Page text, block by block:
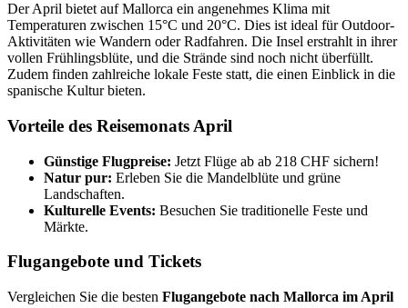
Der April bietet auf Mallorca ein angenehmes Klima mit
Temperaturen zwischen 15°C und 20°C. Dies ist ideal für Outdoor-
Aktivitäten wie Wandern oder Radfahren. Die Insel erstrahlt in ihrer
vollen Frühlingsblüte, und die Strände sind noch nicht überfüllt.
Zudem finden zahlreiche lokale Feste statt, die einen Einblick in die
spanische Kultur bieten.
Vorteile des Reisemonats April
Günstige Flugpreise: Jetzt Flüge ab ab 218 CHF sichern!
Natur pur: Erleben Sie die Mandelblüte und grüne
Landschaften.
Kulturelle Events: Besuchen Sie traditionelle Feste und
Märkte.
Flugangebote und Tickets
Vergleichen Sie die besten Flugangebote nach Mallorca im April